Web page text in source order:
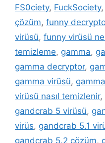
FS0ciety, FuckSociety,
çözüm, funny
virüsü, funny virüsü
temizleme, gamma,
gamma decryptor,
gamma virüsü,
virüsü nasıl temizlenir,
gandcrab 5 virüsü,
virüs, gandcrab 5.1
gandcrab 5.2 çözüm,